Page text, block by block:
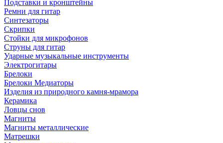
Подставки и кронштейны
Ремни для гитар
Синтезаторы
Скрипки
Стойки для микрофонов
Струны для гитар
Ударные музыкальные инструменты
Электрогитары
Брелоки
Брелоки Медиаторы
Изделия из природного камня-мрамора
Керамика
Ловцы снов
Магниты
Магниты металлические
Матрешки